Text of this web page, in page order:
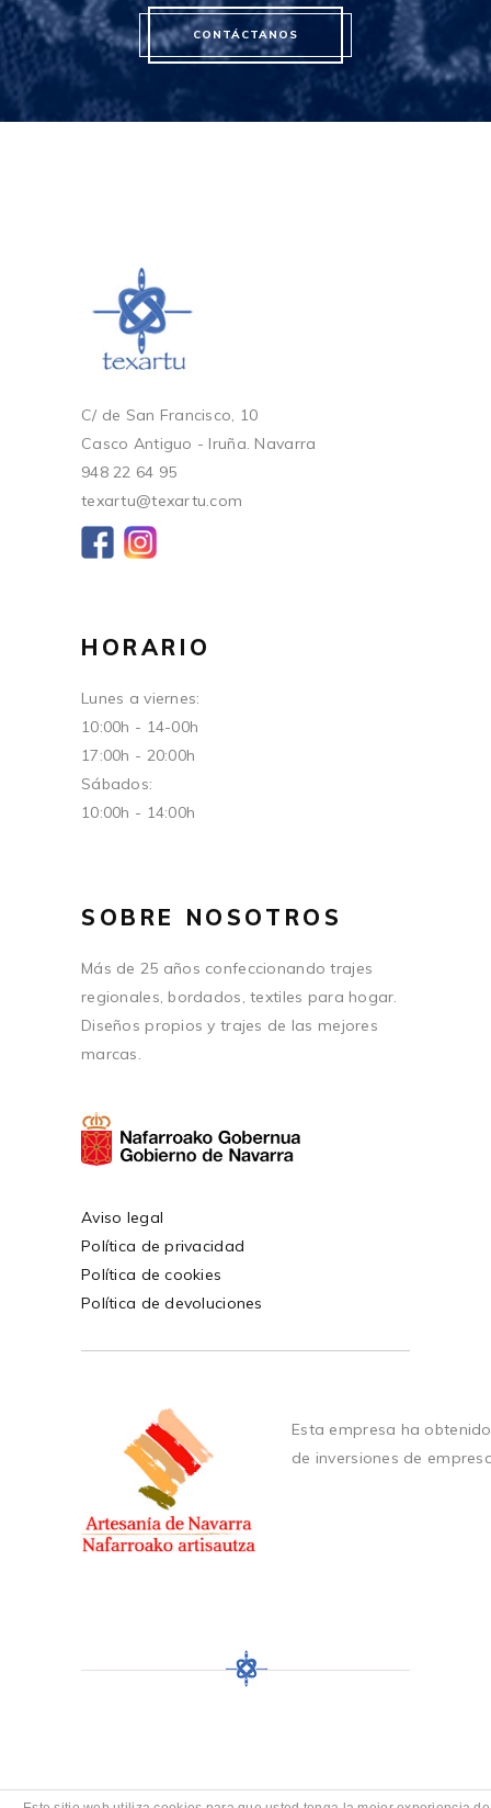
CONTÁCTANOS
C/ de San Francisco, 10
Casco Antiguo - Iruña. Navarra
948 22 64 95
texartu@texartu.com
HORARIO
Lunes a viernes:
10:00h - 14-00h
17:00h - 20:00h
Sábados:
10:00h - 14:00h
SOBRE NOSOTROS
Más de 25 años confeccionando trajes
regionales, bordados, textiles para hogar.
Diseños propios y trajes de las mejores
marcas.
Aviso legal
Política de privacidad
Política de cookies
Política de devoluciones
Esta empresa ha
de inversiones de